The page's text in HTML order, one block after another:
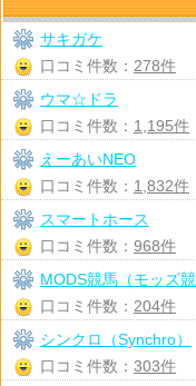
サキガケ
口コミ件数： 278件
ウマ☆ドラ
口コミ件数： 1,195件
えーあいNEO
口コミ件数： 1,832件
スマートホース
口コミ件数： 968件
MODS競馬（モッズ競
口コミ件数： 204件
シンクロ（Synchro）
口コミ件数： 303件